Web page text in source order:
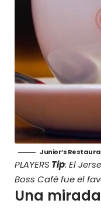
Junior’s
PLAYERS Tip: El
Boss Café fue el
Una